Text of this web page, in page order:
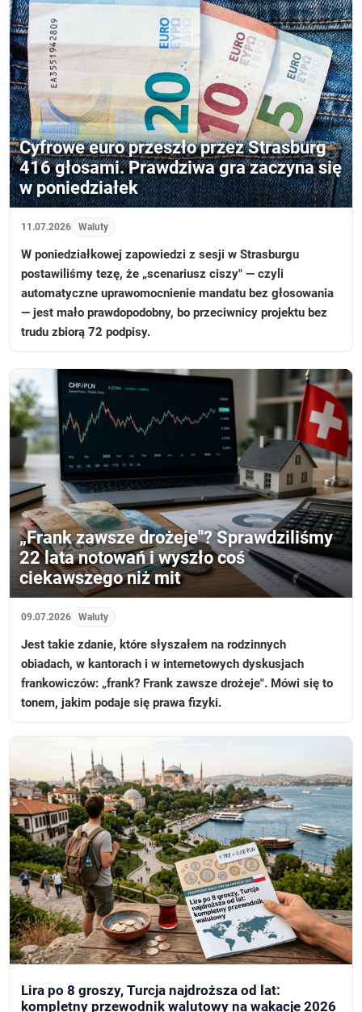
Cyfrowe euro przeszło przez Strasburg
416 głosami. Prawdziwa gra zaczyna się
w poniedziałek
11.07.2026 Waluty
W poniedziałkowej zapowiedzi z sesji w Strasburgu
postawiliśmy tezę, że „scenariusz ciszy" — czyli
automatyczne uprawomocnienie mandatu bez głosowania
— jest mało prawdopodobny, bo przeciwnicy projektu bez
trudu zbiorą 72 podpisy.
„Frank zawsze drożeje"? Sprawdziliśmy
22 lata notowań i wyszło coś
ciekawszego niż mit
09.07.2026 Waluty
Jest takie zdanie, które słyszałem na rodzinnych
obiadach, w kantorach i w internetowych dyskusjach
frankowiczów: „frank? Frank zawsze drożeje". Mówi się to
tonem, jakim podaje się prawa fizyki.
Lira po 8 groszy, Turcja najdroższa od lat:
kompletny przewodnik walutowy na wakacje 2026